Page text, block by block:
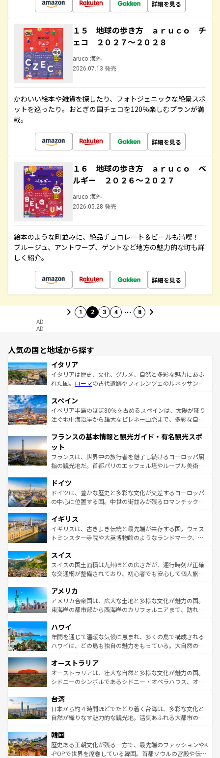
詳細を見る
１５ 地球の歩き方 ａｒｕｃｏ チ
ェコ ２０２７～２０２８
aruco 海外
2026.07.13 発売
かわいい絵本や雑貨を探したり、フォトジェニックな絶景スポ
ットを巡ったり。おとぎの国チェコを120％楽しむプランが満
載。
詳細を見る
１６ 地球の歩き方 ａｒｕｃｏ ベ
ルギー ２０２６～２０２７
aruco 海外
2026.05.28 発売
絵本のような町並みに、絶品チョコレート＆ビールも満喫！
ブルージュ、アントワープ、ゲントなど地方の魅力的な町も詳
しく紹介。
詳細を見る
1 2 3 4 … 8
AD
AD
人気の国と地域から探す
イタリア
イタリアは歴史、文化、グルメ、自然と多彩な魅力にあふ
れた国。 ローマの古代遺跡やフィレンツェのルネッサンス
ろん、トスカーナの美しい田園風景やアマルフィ海岸の絶
景など、自然景観も見逃せない。観光の合間には、本場の
ピザやパスタなど、絶品のイタリア料理を堪能することも
ませてくれるイタリアで、忘れられない旅をしてみよう！
なお、新着のイタリア情報は
しい。
スペイン
イベリア半島のほぼ80％を占めるスペインは、太陽が降り
注ぐ地中海沿岸から雄大なピレネー山脈まで、多彩な自然
文化が根付くこの国では、情熱的なフラメンコ、熱気あふ
れる闘牛、そして美味しいタパスが生活の一部となってい
る。首都マドリードの洗練された雰囲気や、バルセロナの
アートに溢れた街角から、地方では古代ローマ遺跡や中世
せる。地方によって風土や気候が異なるスペインはその個
性で訪れる人を魅了する。 なお、新着のスペイン情報は コ
ンテンツ一覧を参照してほしい。
フランスの基本情報と観光ガイド・有名観光スポ
ット
フランスは、世界中の旅行者を魅了し続けるヨーロッパ屈
指の観光地だ。首都パリのエッフェル塔やルーブル美術館
で、幅広い魅力が詰まっている。華麗な宮殿、歴史的な大
聖堂、美しいビーチ、そして豊かな自然が、訪れる者を心
から魅了する。また、フランスは美食の国としても知ら
いる。シャンパンの発祥地であるランス、プロヴァンスの
香り高いラベンダー畑など、多彩な楽しみ方が可能だ。さ
らに、パリ以外の地域にも魅力が溢れており、どの街角に
れる地方に足を運ぶとそれぞれで全く異なる文化を体験で
きるだろう。 なお、新着のフランス情報はコンテンツ一覧
を参照してほしい。
ドイツ
ドイツは、豊かな歴史と多彩な文化が交差するヨーロッパ
の中心に位置する国。中世の街並みが残るロマンチック街
顔を持つこの国は、どこを歩いても飽きることがない。ベ
ルリンの文化的活気、バイエルン州のアルプスの絶景、そ
してライン川沿いのワイン畑といった風景は必見。ビール
は、お酒好きな人にはぜひ体験してほしい。 なお、新着の
ドイツ情報はコンテンツ一覧を参照してほしい。
イギリス
イギリスは、古きよき伝統と最先端が共存する国。ウェス
トミンスター寺院や大英博物館のようなランドマーク、歴
リアごとに異なる魅力がある。また、優雅なアフタヌーン
ティー、ビール好きにはたまらない英国パブ、サッカー観
戦など、本場だからこそできる体験も豊富。イギリスを旅
ンツ一覧を参照してほしい。
スイス
スイスの国土面積は九州ほどの広さだが、運行時刻が正確
な交通網が整備されており、初心者でも安心して個人旅行
の建物がそのまま残る町や、スイスならではのユニークな
博物館もあり、アルプス観光だけでなく町歩きも満喫する
ことができる。国民の所得が高いため物価も高いが、旅行
ば市内交通費無料で観光を楽しむこともできる。 なお、新
着のスイス情報はコンテンツ一覧 を参照してほしい。
アメリカ
アメリカ合衆国は、広大な土地と多様な文化が魅力の国。
東海岸の都市部から西海岸のカリフォルニアまで、訪れる
のような巨大都市は、観光、ショッピング、エンターテイ
ンメントが詰まった刺激的なスポットだ。一方、アメリカ
西部には大自然が広がり、グランドキャニオンやイエロー
部のニューオーリンズでは、音楽と美食が融合した独特の
文化が魅力。旅行者はアメリカの各地域で異なる魅力を楽
しみながら、その多様性と豊かな歴史を感じることができ
ならではの贅沢な旅のスタイルだ。 なお、新着のアメリカ
情報はコンテンツ一覧を参照してほしい。
ハワイ
年間を通じて温暖な気候に恵まれ、多くの島で構成される
ハワイは、どの島も独自の魅力をもっている。大自然の神
ワイ島は見逃せない。また、定番の観光地といえばオアフ
島だが、静かな自然を求めるならマウイ島やカウアイ島が
おすすめ。エメラルドグリーンに輝く海をはじめ、豊かな
れるおもてなしの心で訪れる人々を迎えてくれるハワイの
人々、おいしいローカルフードやハワイアンミュージッ
ク、伝統的なフラダンスなど、すべてがハワイの魅力を彩
ワイを、存分に味わってほしい。 なお、新着のハワイ情報
はコンテンツ一覧を参照してほしい。
オーストラリア
オーストラリアは、壮大な自然と多様な文化が魅力の国。
シドニーのシンボルであるシドニー・オペラハウス、オー
リアリーフや大陸中央部にそびえるウルル（エアーズロッ
ク）、タスマニアの美しい原生林やケアンズの熱帯雨林な
ど、見どころがたくさん。また、カフェやワイン、オージ
いる。アクティビティも充実しており、サーフィンやダイ
ビング、ハイキングなど、アウトドア好きにはたまらな
い。オーストラリアの多彩な魅力を存分に味わいつくそ
台湾
日本から約４時間ほどでたどり着く台湾は、多彩な文化と
自然が織りなす魅力的な観光地。活気あふれる大都市の台
ン）、静ひつな山岳地帯である台湾東部など、都市の喧騒
と山間の静けさが共存しており、訪れる人に新しい発見と
驚きをもたらしてくれる。また、奥深い台湾の食文化も魅
韓国
歴史ある王朝文化が残る一方で、最先端のファッションやK
-POPで世界を席巻している韓国。首都ソウルの宮殿や伝統